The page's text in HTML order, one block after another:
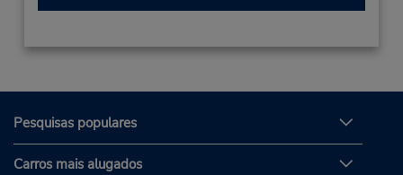
Pesquisas populares
Carros mais alugados